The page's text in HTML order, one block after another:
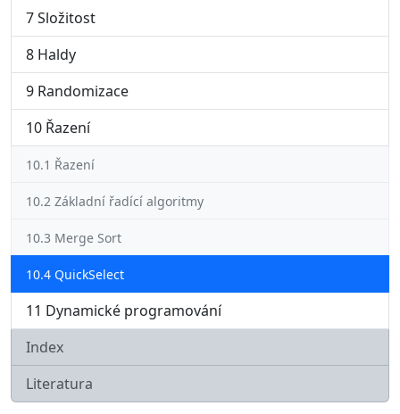
7 Složitost
8 Haldy
9 Randomizace
10 Řazení
10.1 Řazení
10.2 Základní řadící algoritmy
10.3 Merge Sort
10.4 QuickSelect
11 Dynamické programování
Index
Literatura